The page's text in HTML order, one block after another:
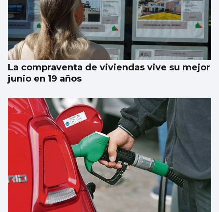
La compraventa de viviendas vive su mejor
junio en 19 años